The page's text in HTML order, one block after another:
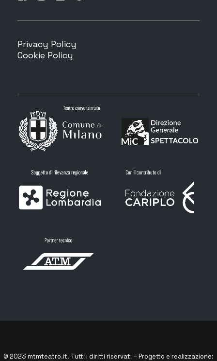
Privacy Policy
Cookie Policy
© 2023 mtmteatro.it. Tutti i diritti riservati – Progetto e realizzazione: